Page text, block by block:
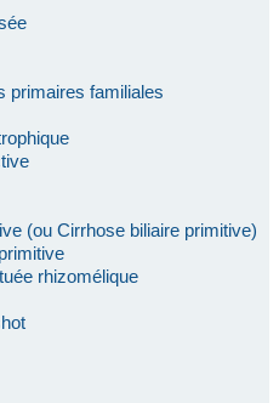
primaires familiales
(ou Cirrhose biliaire primitive)
rhizomélique